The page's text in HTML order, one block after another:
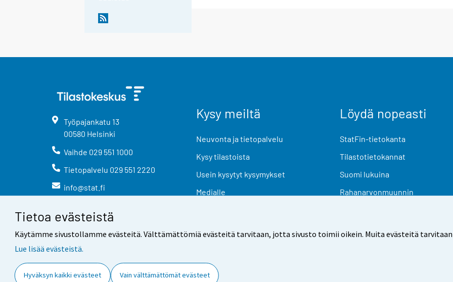
Tietoa evästeistä
Käytämme sivustollamme evästeitä. Välttämättömiä evästeitä tarvitaan, jotta sivusto toimii oikein. Muita evästeitä
Lue lisää evästeistä.
Hyväksyn kaikki evästeet Vain välttämättömät evästeet
Työpajankatu 13
00580 Helsinki
Vaihde 029 551 1000
Tietopalvelu 029 551 2220
info@stat.fi
Kysy meiltä
Neuvonta ja tietopalvelu
Kysy tilastoista
Usein kysytyt kysymykset
Medialle
Löydä nopeasti
StatFin-tietokanta
Tilastotietokannat
Suomi lukuina
Rahanarvonmuunnin
Yhteystiedot Palaute